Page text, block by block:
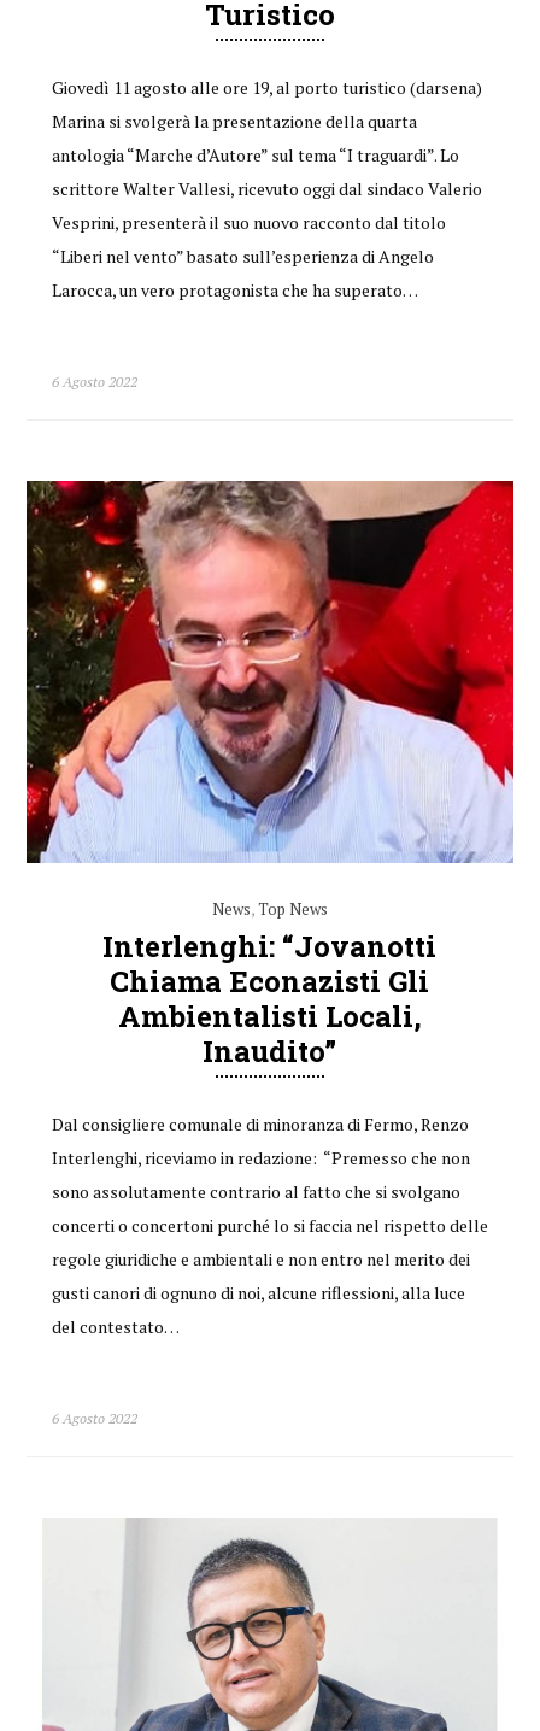
Turistico
Giovedì 11 agosto alle ore 19, al porto turistico (darsena)
Marina si svolgerà la presentazione della quarta
antologia “Marche d’Autore” sul tema “I traguardi”. Lo
scrittore Walter Vallesi, ricevuto oggi dal sindaco Valerio
Vesprini, presenterà il suo nuovo racconto dal titolo
“Liberi nel vento” basato sull’esperienza di Angelo
Larocca, un vero protagonista che ha superato…
6 Agosto 2022
News,Top News
Interlenghi: “Jovanotti
Chiama Econazisti Gli
Ambientalisti Locali,
Inaudito”
Dal consigliere comunale di minoranza di Fermo, Renzo
Interlenghi, riceviamo in redazione: “Premesso che non
sono assolutamente contrario al fatto che si svolgano
concerti o concertoni purché lo si faccia nel rispetto delle
regole giuridiche e ambientali e non entro nel merito dei
gusti canori di ognuno di noi, alcune riflessioni, alla luce
del contestato…
6 Agosto 2022